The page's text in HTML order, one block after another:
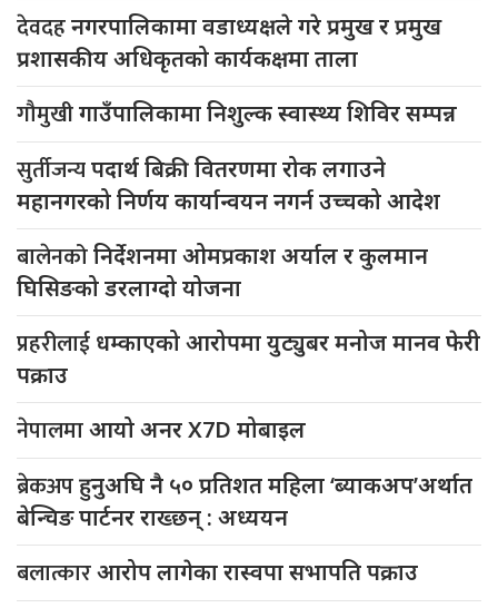
देवदहनगरपालिकामा वडाध्यक्षले गरे प्रमुख र प्रमुख
प्रशासकीय अधिकृतको कार्यकक्षमा ताला
गौमुखीगाउँपालिकामा निशुल्क स्वास्थ्य शिविर सम्पन्न
सुर्तीजन्यपदार्थ बिक्री वितरणमा रोक लगाउने
महानगरको निर्णय कार्यान्वयन नगर्न उच्चको आदेश
बालेनकोनिर्देशनमा ओमप्रकाश अर्याल र कुलमान
घिसिङको डरलाग्दो योजना
प्रहरीलाई धम्काएको आरोपमा युट्युबर मनोज मानव फेरी
पक्राउ
नेपालमाआयो अनर X7D मोबाइल
ब्रेकअपहुनुअघि नै ५० प्रतिशत महिला ‘ब्याकअप’अर्थात
बेन्चिङ पार्टनर राख्छन् : अध्ययन
बलात्कारआरोप लागेका रास्वपा सभापति पक्राउ